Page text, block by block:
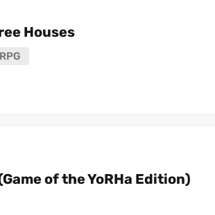
Houses
RPG
of the YoRHa Edition)